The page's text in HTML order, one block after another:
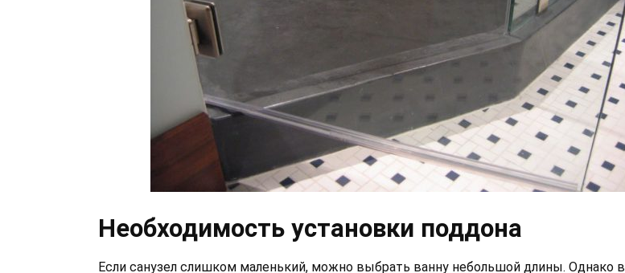
Необходимость установки поддона
Если санузел слишком маленький, можно выбрать ванну небольшой длины. Однако в